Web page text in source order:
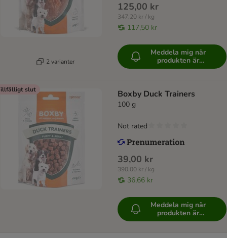
2 varianter
125,00 kr
347,20 kr / kg
117,50 kr
Meddela mig när
produkten är
tillgänglig
slut Boxby Duck Trainers
100 g
39,00 kr
390,00 kr / kg
36,66 kr
Not rated
Meddela mig när
produkten är
tillgänglig